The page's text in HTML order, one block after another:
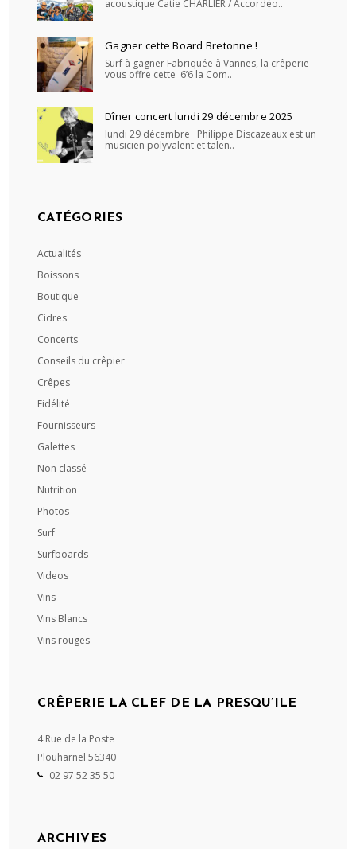
acoustique Catie CHARLIER / Accordéo..
Gagner cette Board Bretonne !
Surf à gagner Fabriquée à Vannes, la crêperie
vous offre cette 6’6 la Com..
Dîner concert lundi 29 décembre 2025
lundi 29 décembre Philippe Discazeaux est un
musicien polyvalent et talen..
CATÉGORIES
Actualités
Boissons
Boutique
Cidres
Concerts
Conseils du crêpier
Crêpes
Fidélité
Fournisseurs
Galettes
Non classé
Nutrition
Photos
Surf
Surfboards
Videos
Vins
Vins Blancs
Vins rouges
CRÊPERIE LA CLEF DE LA PRESQU’ILE
4 Rue de la Poste
Plouharnel 56340
02 97 52 35 50
ARCHIVES